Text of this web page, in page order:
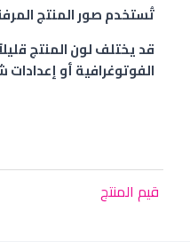
تُستخدم صور المنتج
قد يختلف لون المنتج
الفوتوغرافية أو
قيم المنتج